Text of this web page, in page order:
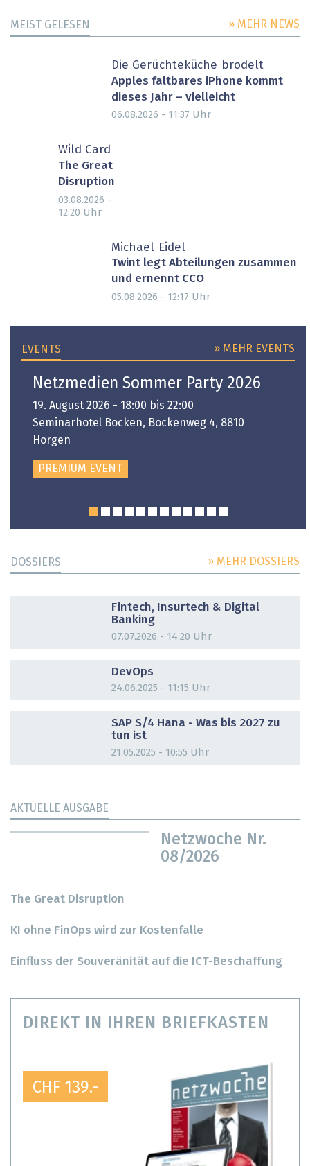
MEIST GELESEN » MEHR NEWS
Die Gerüchteküche brodelt
Apples faltbares iPhone kommt
dieses Jahr – vielleicht
06.08.2026 - 11:37 Uhr
Wild Card
The Great
Disruption
03.08.2026 -
12:20 Uhr
Michael Eidel
Twint legt Abteilungen zusammen
und ernennt CCO
05.08.2026 - 12:17 Uhr
EVENTS » MEHR EVENTS
Netzmedien Sommer Party 2026
19. August 2026 - 18:00 bis 22:00
Seminarhotel Bocken, Bockenweg 4, 8810
Horgen
PREMIUM EVENT
DOSSIERS » MEHR DOSSIERS
Fintech, Insurtech & Digital
Banking
07.07.2026 - 14:20 Uhr
DevOps
24.06.2025 - 11:15 Uhr
SAP S/4 Hana - Was bis 2027 zu
tun ist
21.05.2025 - 10:55 Uhr
AKTUELLE AUSGABE
Netzwoche Nr.
08/2026
The Great Disruption
KI ohne FinOps wird zur Kostenfalle
Einfluss der Souveränität auf die ICT-Beschaffung
DIREKT IN IHREN BRIEFKASTEN
CHF 139.-